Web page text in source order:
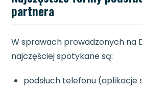
partnera
W sprawach prowadzonych na
najczęściej spotykane są:
podsłuch telefonu (aplikacje